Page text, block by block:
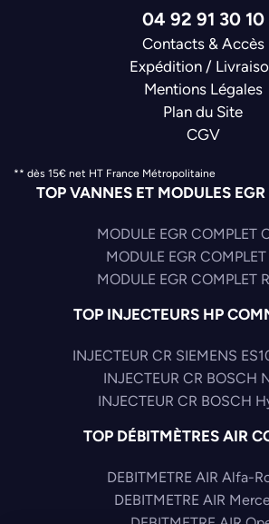
04 92 91 30 10
Contacts & Accès
Expédition /
Mentions Légales
Plan du Site
CGV
** dès 15€ net HT France Métropolitaine
TOP VANNES ET MODULES
MODULE EGR COMPLET
MODULE EGR
MODULE EGR COMPLET
TOP INJECTEURS HP
INJECTEUR CR SIEMENS
INJECTEUR CR BOSCH
INJECTEUR CR BOSCH
TOP DÉBITMÈTRES AIR
DEBITMETRE AIR Alfa-
DEBITMETRE AIR